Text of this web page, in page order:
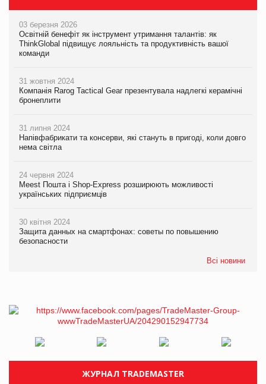
03 березня 2026
Освітній бенефіт як інструмент утримання талантів: як
ThinkGlobal підвищує лояльність та продуктивність вашої
команди
31 жовтня 2024
Компанія Rarog Tactical Gear презентувала надлегкі керамічні
бронеплити
31 липня 2024
Напівфабрикати та консерви, які стануть в пригоді, коли довго
нема світла
24 червня 2024
Meest Пошта і Shop-Express розширюють можливості
українських підприємців
30 квітня 2024
Защита данных на смартфонах: советы по повышению
безопасности
Всі новини
ЖУРНАЛ TRADEMASTER